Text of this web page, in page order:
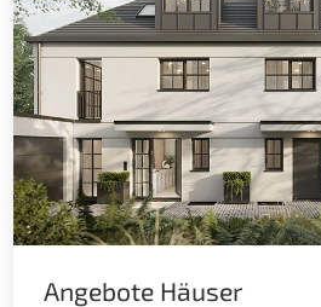
Angebote Häuser